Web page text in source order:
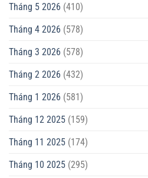
Tháng 5 2026 (410)
Tháng 4 2026 (578)
Tháng 3 2026 (578)
Tháng 2 2026 (432)
Tháng 1 2026 (581)
Tháng 12 2025 (159)
Tháng 11 2025 (174)
Tháng 10 2025 (295)